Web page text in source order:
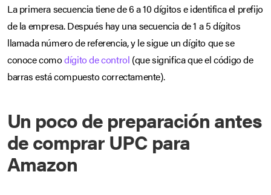
La primera secuencia tiene de 6 a 10 dígitos e identifica el prefijo
de la empresa. Después hay una secuencia de 1 a 5 dígitos
llamada número de referencia, y le sigue un dígito que se
conoce comodígito de control (que significa que el código de
barras está compuesto correctamente).
Un poco de preparación antes
de comprar UPC para
Amazon